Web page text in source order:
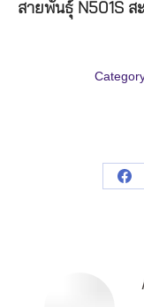
สายพันธุ์ N501S ส